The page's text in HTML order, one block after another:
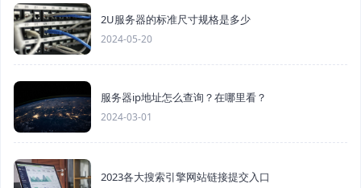
2U服务器的标准尺寸规格是多少
2024-05-20
服务器ip地址怎么查询？在哪里看？
2024-03-01
2023各大搜索引擎网站链接提交入口